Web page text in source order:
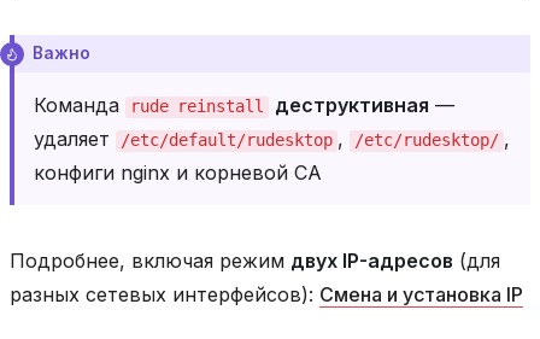
Важно
Команда rude reinstall деструктивная —
удаляет
/etc/default/rudesktop , /etc/rudesktop/ ,
конфиги nginx и корневой CA
Подробнее, включая режим двух IP-адресов (для
разных сетевых интерфейсов): Смена и установка IP